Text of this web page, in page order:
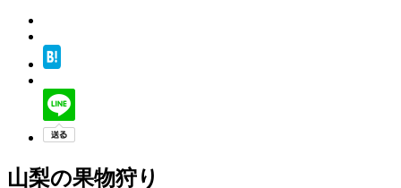
山梨の果物狩り